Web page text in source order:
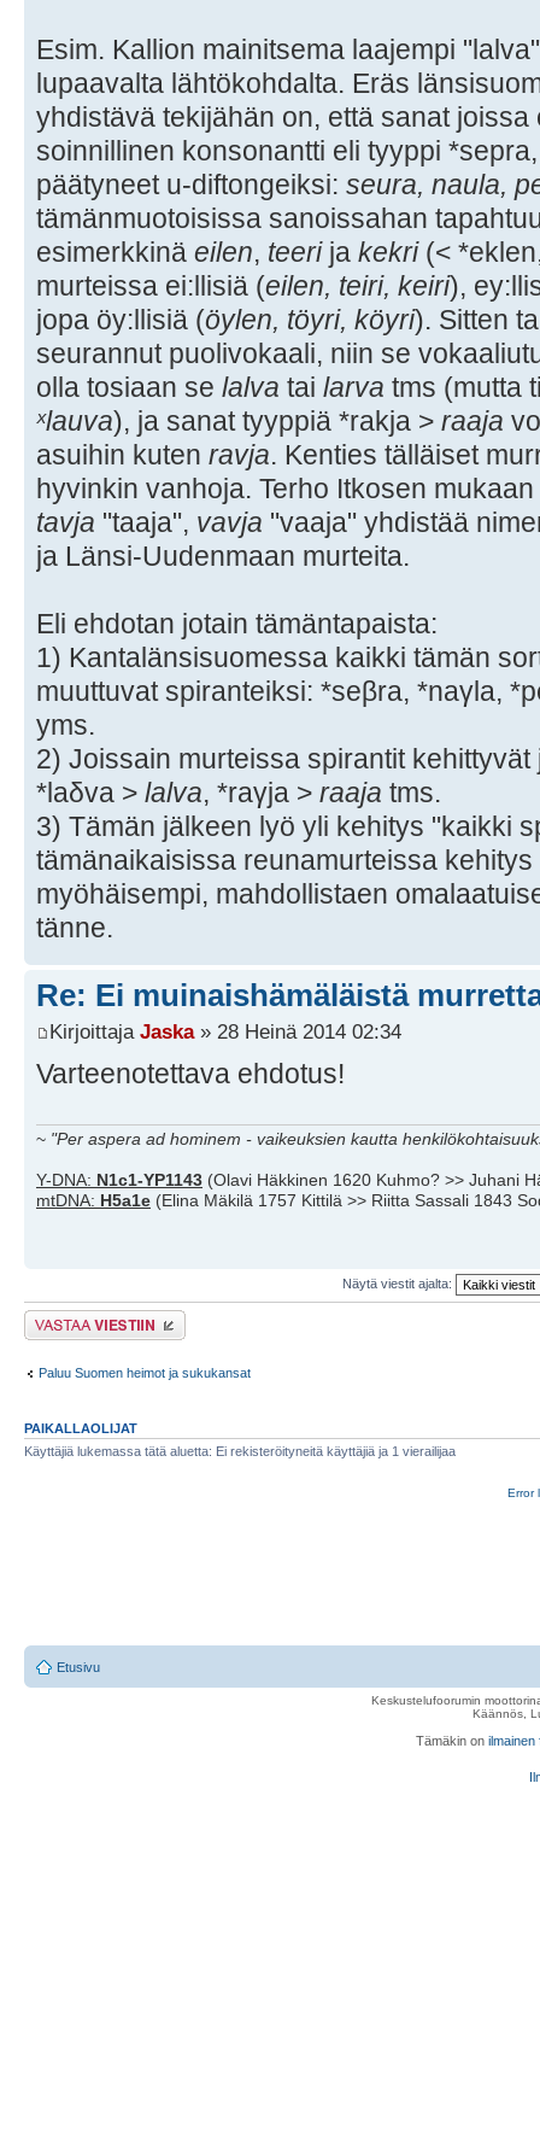
Esim. Kallion mainitsema laajempi
lupaavalta lähtökohdalta. Eräs
yhdistävä tekijähän on, että sanat
soinnillinen konsonantti eli tyyppi
päätyneet u-diftongeiksi: seura, naula,
tämänmuotoisissa sanoissahan
esimerkkinä eilen, teerija kekri(<
murteissa ei:llisiä (eilen, teiri, keiri),
jopa öy:llisiä (öylen, töyri, köyri). Sitten
seurannut puolivokaali, niin se
olla tosiaan se lalva tai larva tms (mutta
ˣlauva), ja sanat tyyppiä *rakja > raaja
asuihin kuten ravja. Kenties tälläiset
hyvinkin vanhoja. Terho Itkosen
tavja "taaja", vavja "vaaja" yhdistää
ja Länsi-Uudenmaan murteita.
Eli ehdotan jotain tämäntapaista:
1) Kantalänsisuomessa kaikki tämän
muuttuvat spiranteiksi: *seβra, *naγla,
yms.
2) Joissain murteissa spirantit
*laδva > lalva, *raγja > raaja tms.
3) Tämän jälkeen lyö yli kehitys "kaikki
tämänaikaisissa reunamurteissa
myöhäisempi, mahdollistaen
tänne.
Re: Ei muinaishämäläistä
Kirjoittaja Jaska» 28 Heinä 2014 02:34
Varteenotettava ehdotus!
~ "Per aspera ad hominem - vaikeuksien kautta
Y-DNA: N1c1-YP1143 (Olavi Häkkinen 1620 Kuhmo? >> Juhani
mtDNA: H5a1e (Elina Mäkilä 1757 Kittilä >> Riitta Sassali 1843
Näytä viestit ajalta:
Lähetä vastaus
Paluu Suomen heimot ja sukukansat
PAIKALLAOLIJAT
Käyttäjiä lukemassa tätä aluetta: Ei rekisteröityneitä käyttäjiä ja 1 vierailijaa
Error
Etusivu
Keskustelufoorumin
Käännös,
Tämäkin on ilmainen